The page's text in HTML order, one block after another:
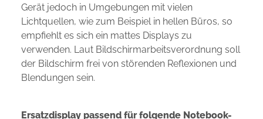
Gerät jedoch in Umgebungen mit vielen
Lichtquellen, wie zum Beispiel in hellen Büros, so
empfiehlt es sich ein mattes Displays zu
verwenden. Laut Bildschirmarbeitsverordnung soll
der Bildschirm frei von störenden Reflexionen und
Blendungen sein.
Ersatzdisplay passend für folgende Notebook-